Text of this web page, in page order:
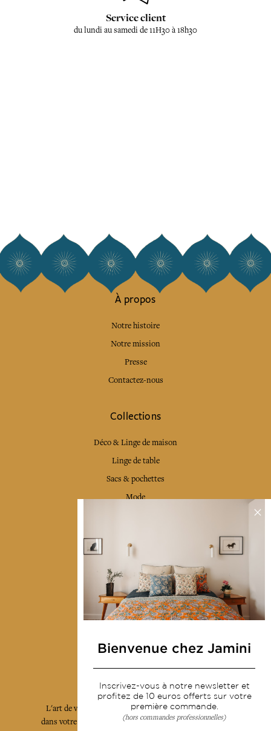
Service client
du lundi au samedi de 11H30 à 18h30
À propos
Notre histoire
Notre mission
Presse
Contactez-nous
Collections
Déco & Linge de maison
Linge de table
Sacs & pochettes
Mode
Livraison & retour
CGV
Devenir revendeur
Notre communauté
L'art de vivre JAMINI raconté avec poésie et élégance
dans votre boîte mail. Inscrivez vous à notre newsletter
Bienvenue chez Jamini
Inscrivez-vous à notre newsletter et
profitez de 10 euros offerts sur votre
première commande.
(hors commandes professionnelles)